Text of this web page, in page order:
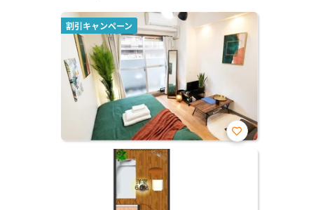
割引キャンペーン
お気